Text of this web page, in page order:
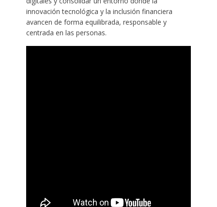
innovación tecnológica y la inclusión financiera
avancen de forma equilibrada, responsable y
centrada en las personas.